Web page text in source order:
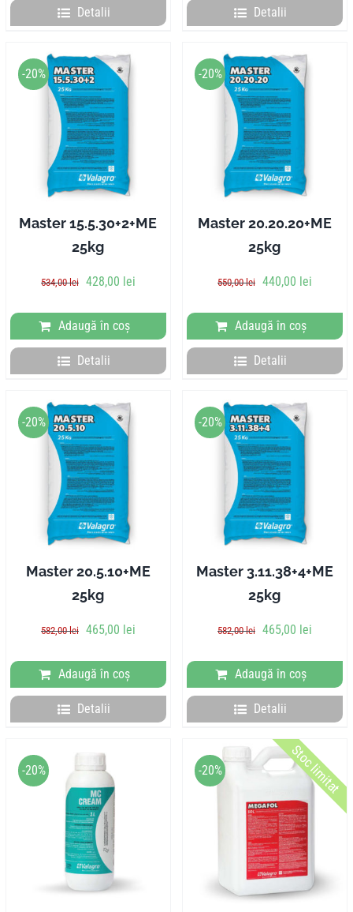
Detalii
607,00 lei.
Detalii
-20%
Master 15.5.30+2+ME
25kg
534,00lei
Prețul
a
fost:
534,00 lei.
428,00 leiPrețul
428,00 lei.
Adaugă în coș
Detalii
-20%
Master 20.20.20+ME
25kg
550,00lei
Prețul
a
fost:
550,00 lei.
440,00 leiPrețul
440,00
Adaugă în coș
Detalii
-20%
Master 20.5.10+ME
25kg
582,00lei
Prețul
a
fost:
582,00 lei.
465,00 leiPrețul
465,00 lei.
Adaugă în coș
Detalii
-20%
Master 3.11.38+4+ME
25kg
582,00lei
Prețul
a
fost:
582,00 lei.
465,00 leiPrețul
465,00
Adaugă în coș
Detalii
-20% -20% Stoc limitat